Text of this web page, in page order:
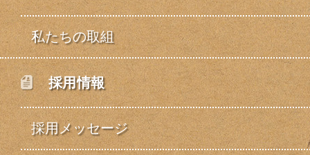
私たちの取組
採用情報
採用メッセージ